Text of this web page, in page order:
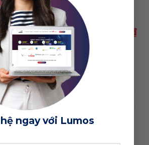
ngay với Lumos
1,950,000 ₫
bán đá muối quantity
ĐẶT MUA GIAO DIỆN